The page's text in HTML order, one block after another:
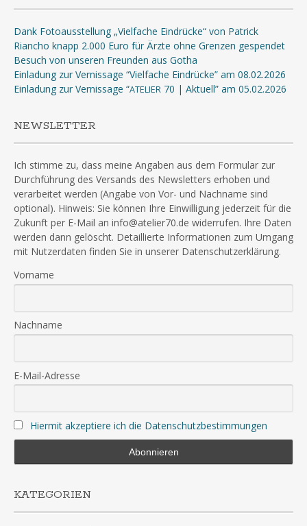
Dank Fotoausstellung „Vielfache Eindrücke“ von Patrick
Riancho knapp 2.000 Euro für Ärzte ohne Grenzen gespendet
Besuch von unseren Freunden aus Gotha
Einladung zur Vernissage “Vielfache Eindrücke” am 08.02.2026
Einladung zur Vernissage “ATELIER 70 | Aktuell” am 05.02.2026
NEWSLETTER
Ich stimme zu, dass meine Angaben aus dem Formular zur
Durchführung des Versands des Newsletters erhoben und
verarbeitet werden (Angabe von Vor- und Nachname sind
optional). Hinweis: Sie können Ihre Einwilligung jederzeit für die
Zukunft per E-Mail an info@atelier70.de widerrufen. Ihre Daten
werden dann gelöscht. Detaillierte Informationen zum Umgang
mit Nutzerdaten finden Sie in unserer Datenschutzerklärung.
Vorname
Nachname
E-Mail-Adresse
Hiermit akzeptiere ich die Datenschutzbestimmungen
KATEGORIEN